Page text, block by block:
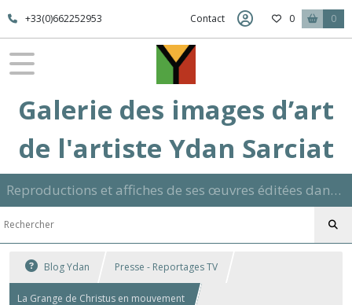
+33(0)662252953 Contact 0 0
Galerie des images d’art
de l'artiste Ydan Sarciat
Reproductions et affiches de ses œuvres éditées dans son atelier sur papier ou toile dans différents formats et signées manuscrite
Blog Ydan Presse - Reportages TV
La Grange de Christus en mouvement